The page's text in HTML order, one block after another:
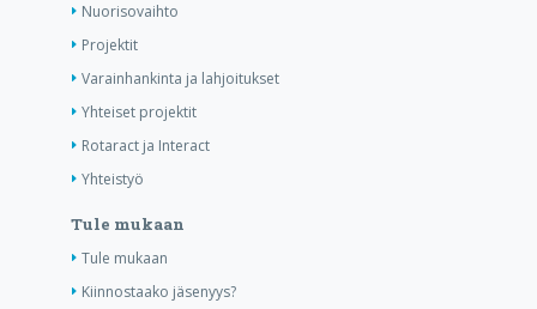
Nuorisovaihto
Projektit
Varainhankinta ja lahjoitukset
Yhteiset projektit
Rotaract ja Interact
Yhteistyö
Tule mukaan
Tule mukaan
Kiinnostaako jäsenyys?